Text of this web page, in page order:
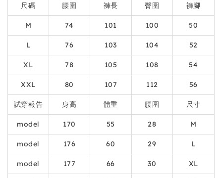
尺碼 腰圍 褲長 臀圍 褲腳
M 74 101 100 50
L 76 103 104 52
XL 78 105 108 54
XXL 80 107 112 56
試穿報告 身高 體重 腰圍 尺寸
model 170 55 28 M
model 176 60 29 L
model 177 66 30 XL